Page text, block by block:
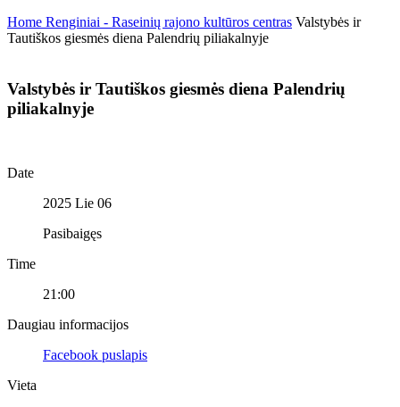
Home Renginiai - Raseinių rajono kultūros centras Valstybės ir
Tautiškos giesmės diena Palendrių piliakalnyje
Valstybės ir Tautiškos giesmės diena Palendrių
piliakalnyje
Date
2025 Lie 06
Pasibaigęs
Time
21:00
Daugiau informacijos
Facebook puslapis
Vieta